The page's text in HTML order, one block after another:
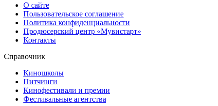
О сайте
Пользовательское соглашение
Политика конфиденциальности
Продюсерский центр «Мувистарт»
Контакты
Справочник
Киношколы
Питчинги
Кинофестивали и премии
Фестивальные агентства